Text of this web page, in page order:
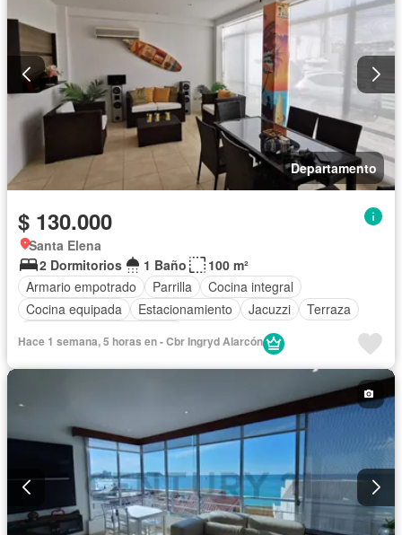
Departamento
$ 130.000
Santa Elena
2 Dormitorios
1 Baño
100 m²
Armario empotrado
Parrilla
Cocina integral
Cocina equipada
Estacionamiento Jacuzzi
Terraza
Hace 1 semana, 5 horas en - Cbr Ingryd Alarcón